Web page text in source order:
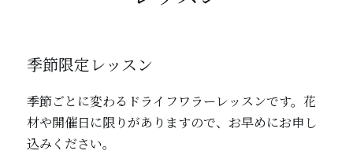
季節限定レッスン
季節ごとに変わるドライフワラーレッスンです。花
材や開催日に限りがありますので、お早めにお申し
込みください。